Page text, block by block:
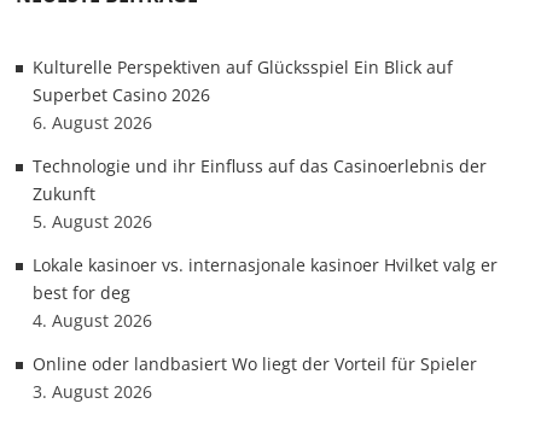
Kulturelle Perspektiven auf Glücksspiel Ein Blick auf
Superbet Casino 2026
6. August 2026
Technologie und ihr Einfluss auf das Casinoerlebnis der
Zukunft
5. August 2026
Lokale kasinoer vs. internasjonale kasinoer Hvilket valg er
best for deg
4. August 2026
Online oder landbasiert Wo liegt der Vorteil für Spieler
3. August 2026